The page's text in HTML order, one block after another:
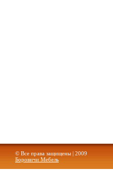
© Все права защищены | 2009
Боровичи Мебель